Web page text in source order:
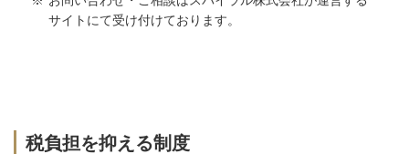
サイトにて受け付けております。
税負担を抑える制度